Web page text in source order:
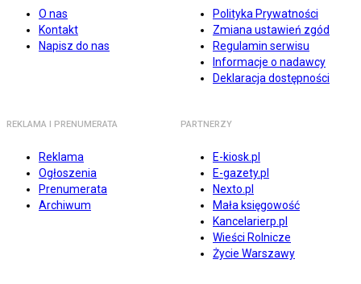
O nas
Kontakt
Napisz do nas
Polityka Prywatności
Zmiana ustawień zgód
Regulamin serwisu
Informacje o nadawcy
Deklaracja dostępności
REKLAMA I PRENUMERATA
Reklama
Ogłoszenia
Prenumerata
Archiwum
PARTNERZY
E-kiosk.pl
E-gazety.pl
Nexto.pl
Mała księgowość
Kancelarierp.pl
Wieści Rolnicze
Życie Warszawy